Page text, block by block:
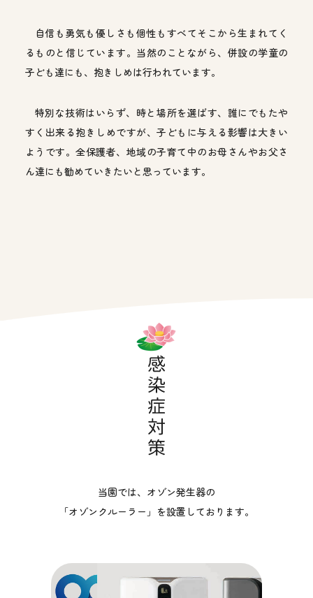
自信も勇気も優しさも個性もすべてそこから生まれてく
るものと信じています。当然のことながら、併設の学童の
子ども達にも、抱きしめは行われています。
特別な技術はいらず、時と場所を選ばす、誰にでもたや
すく出来る抱きしめですが、子どもに与える影響は大きい
ようです。全保護者、地域の子育て中のお母さんやお父さ
ん達にも勧めていきたいと思っています。
当園では、オゾン発生器の
「オゾンクルーラー」を設置しております。